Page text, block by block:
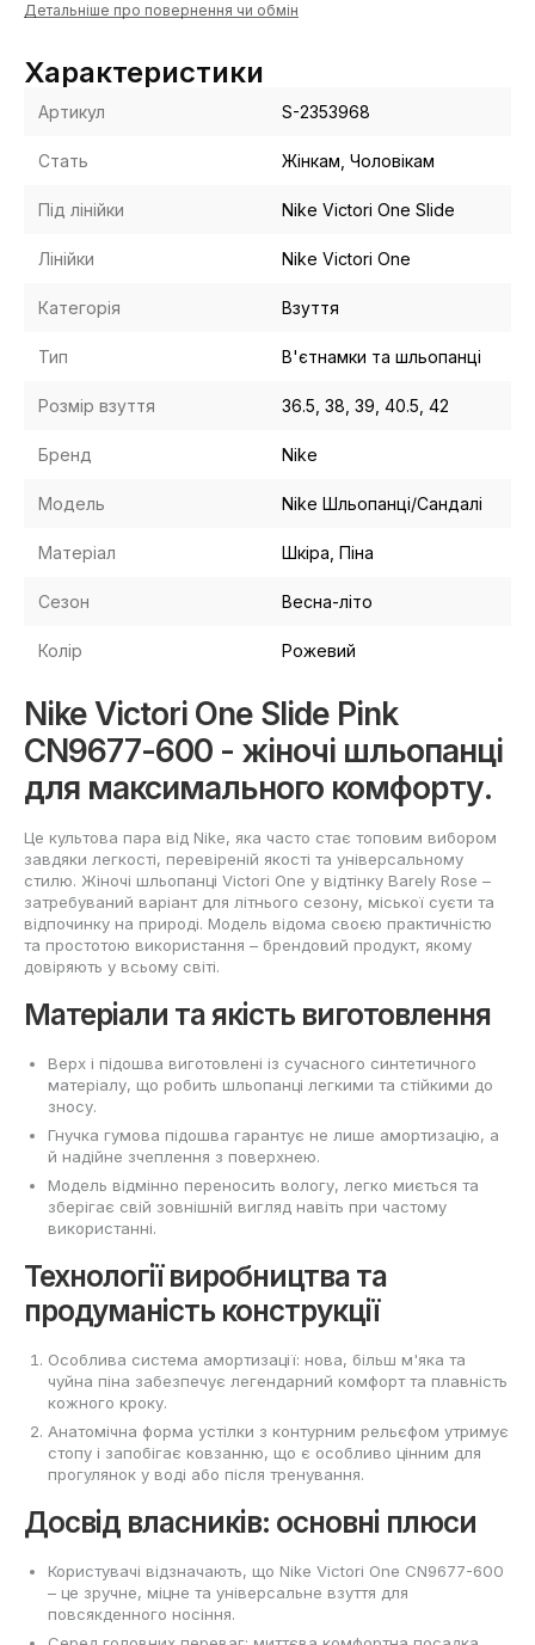
Детальніше про повернення чи обмін
Характеристики
Артикул S-2353968
Стать Жінкам, Чоловікам
Під лінійки Nike Victori One Slide
Лінійки Nike Victori One
Категорія Взуття
Тип В'єтнамки та шльопанці
Розмір взуття 36.5, 38, 39, 40.5, 42
Бренд Nike
Модель Nike Шльопанці/Сандалі
Матеріал Шкіра, Піна
Сезон Весна-літо
Колір Рожевий
Nike Victori One Slide Pink
CN9677-600 - жіночі шльопанці
для максимального комфорту.
Це культова пара від Nike, яка часто стає топовим вибором
завдяки легкості, перевіреній якості та універсальному
стилю. Жіночі шльопанці Victori One у відтінку Barely Rose –
затребуваний варіант для літнього сезону, міської суєти та
відпочинку на природі. Модель відома своєю практичністю
та простотою використання – брендовий продукт, якому
довіряють у всьому світі.
Матеріали та якість виготовлення
Верх і підошва виготовлені із сучасного синтетичного
матеріалу, що робить шльопанці легкими та стійкими до
зносу.
Гнучка гумова підошва гарантує не лише амортизацію, а
й надійне зчеплення з поверхнею.
Модель відмінно переносить вологу, легко миється та
зберігає свій зовнішній вигляд навіть при частому
використанні.
Технології виробництва та
продуманість конструкції
Особлива система амортизації: нова, більш м'яка та
чуйна піна забезпечує легендарний комфорт та плавність
кожного кроку.
Анатомічна форма устілки з контурним рельєфом утримує
стопу і запобігає ковзанню, що є особливо цінним для
прогулянок у воді або після тренування.
Досвід власників: основні плюси
Користувачі відзначають, що Nike Victori One CN9677-600
– це зручне, міцне та універсальне взуття для
повсякденного носіння.